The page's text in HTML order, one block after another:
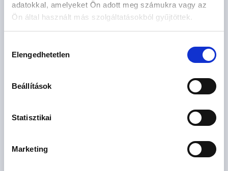
adatokkal, amelyeket Ön adott meg számukra vagy az
Ön által használt más szolgáltatásokból gyűjtöttek.
kiválasztása
Elengedhetetlen
Beállítások
Statisztikai
Marketing
50 m
földszint